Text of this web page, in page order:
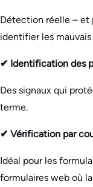
Détection réelle – et
identifier les
✔ Identification des
Des signaux qui
terme.
✔ Vérification par
Idéal pour les
formulaires web où